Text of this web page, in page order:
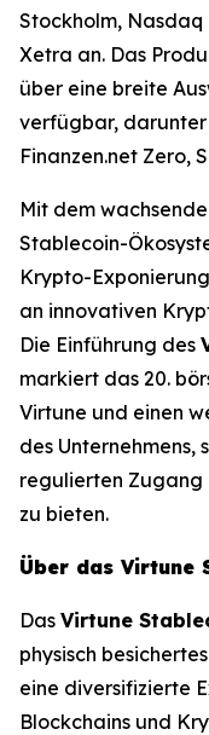
Stockholm, Nasdaq
Xetra an. Das
über eine breite
verfügbar, darunter
Finanzen.net Zero,
Mit dem
Stablecoin-
Krypto-
an innovativen
Die Einführung des
markiert das 20.
Virtune und einen
des Unternehmens,
regulierten Zugang
zu bieten.
Über das Virtune
Das Virtune
physisch
eine diversifizierte
Blockchains und